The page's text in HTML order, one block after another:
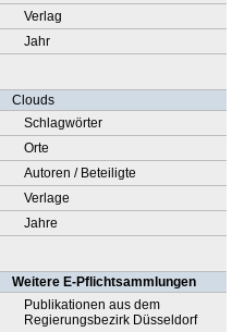
Verlag
Jahr
Clouds
Schlagwörter
Orte
Autoren / Beteiligte
Verlage
Jahre
Weitere E-Pflichtsammlungen
Publikationen aus dem
Regierungsbezirk Düsseldorf